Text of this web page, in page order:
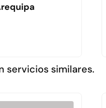
servicios similares.